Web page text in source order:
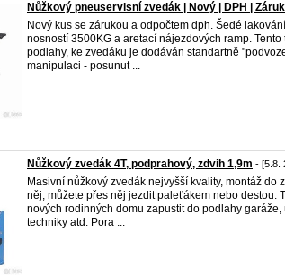
Nůžkový pneuservisní zvedák | Nový | DPH |
Nový kus se zárukou a odpočtem dph. Šedé
nosností 3500KG a aretací nájezdových ramp.
podlahy, ke zvedáku je dodáván standartně
manipulaci - posunut ...
Nůžkový zvedák 4T, podprahový, zdvih 1,9m - [5.8.
Masivní nůžkový zvedák nejvyšší kvality, montáž do
něj, můžete přes něj jezdit paleťákem nebo destou.
nových rodinných domu zapustit do podlahy
techniky atd. Pora ...